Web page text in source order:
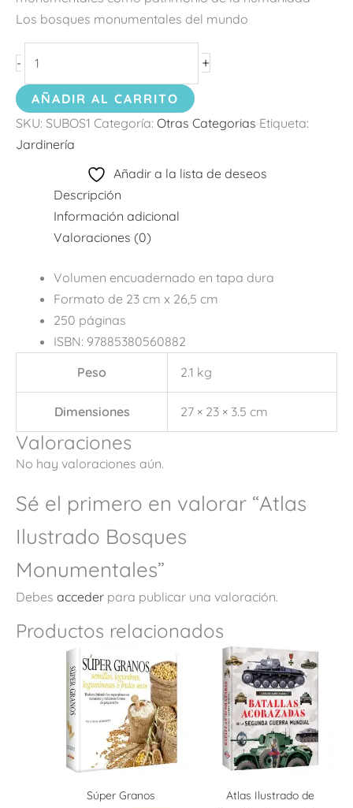
Los bosques monumentales del mundo
- +
AÑADIR AL CARRITO
SKU: SUBOS1 Categoría: Otras Categorias Etiqueta:
Jardinería
Añadir a la lista de deseos
Descripción
Información adicional
Valoraciones (0)
Volumen encuadernado en tapa dura
Formato de 23 cm x 26,5 cm
250 páginas
ISBN: 97885380560882
Peso
2.1 kg
Dimensiones 27 × 23 × 3.5 cm
Valoraciones
No hay valoraciones aún.
Sé el primero en valorar “Atlas
Ilustrado Bosques
Monumentales”
Debes acceder para publicar una valoración.
Productos relacionados
Súper Granos
Atlas Ilustrado de